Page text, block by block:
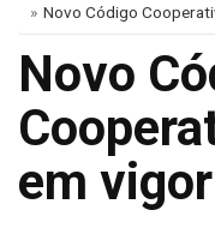
Novo Código
Novo
em vigor